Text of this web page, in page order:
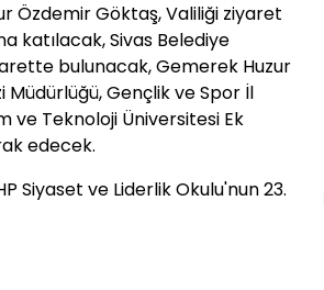
Özdemir Göktaş, Valiliği ziyaret
katılacak, Sivas Belediye
bulunacak, Gemerek Huzur
Müdürlüğü, Gençlik ve Spor İl
ve Teknoloji Üniversitesi Ek
edecek.
Siyaset ve Liderlik Okulu'nun 23.